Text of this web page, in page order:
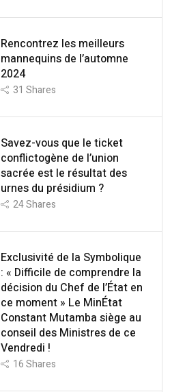
Rencontrez les meilleurs
mannequins de l’automne
2024
31 Shares
Savez-vous que le ticket
conflictogène de l’union
sacrée est le résultat des
urnes du présidium ?
24Shares
Exclusivité de la Symbolique
: « Difficile de comprendre la
décision du Chef de l’État en
ce moment » Le MinÉtat
Constant Mutamba siège au
conseil des Ministres de ce
Vendredi !
16Shares